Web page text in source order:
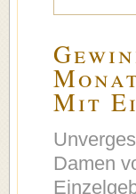
Mit
Damen